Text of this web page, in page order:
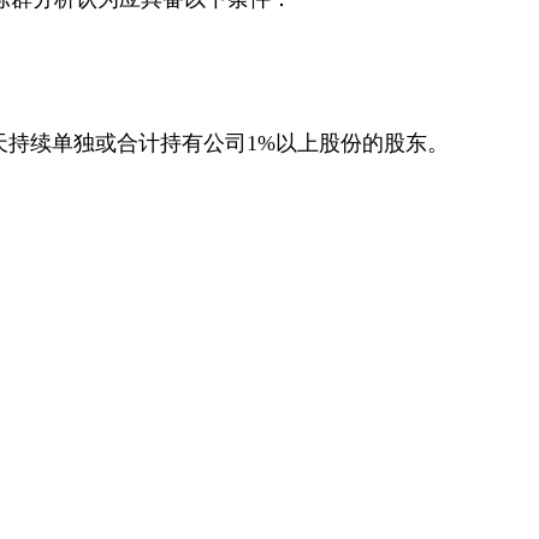
单独或合计持有公司1%以上股份的股东。